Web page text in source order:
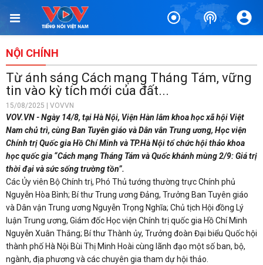
NỘI CHÍNH
Từ ánh sáng Cách mạng Tháng Tám, vững
tin vào kỳ tích mới của đất...
15/08/2025 | VOVVN
VOV.VN - Ngày 14/8, tại Hà Nội, Viện Hàn lâm khoa học xã hội Việt
Nam chủ trì, cùng Ban Tuyên giáo và Dân vân Trung ương, Học viện
Chính trị Quốc gia Hồ Chí Minh và TP.Hà Nội tổ chức hội thảo khoa
học quốc gia “Cách mạng Tháng Tám và Quốc khánh mùng 2/9: Giá trị
thời đại và sức sống trường tồn”.
Các Ủy viên Bộ Chính trị, Phó Thủ tướng thường trực Chính phủ
Nguyễn Hòa Bình; Bí thư Trung ương Đảng, Trưởng Ban Tuyên giáo
và Dân vận Trung ương Nguyễn Trọng Nghĩa; Chủ tịch Hội đồng Lý
luận Trung ương, Giám đốc Học viện Chính trị quốc gia Hồ Chí Minh
Nguyễn Xuân Thắng; Bí thư Thành ủy, Trưởng đoàn Đại biểu Quốc hội
thành phố Hà Nội Bùi Thị Minh Hoài cùng lãnh đạo một số ban, bộ,
ngành, địa phương và các chuyên gia tham dự hội thảo.